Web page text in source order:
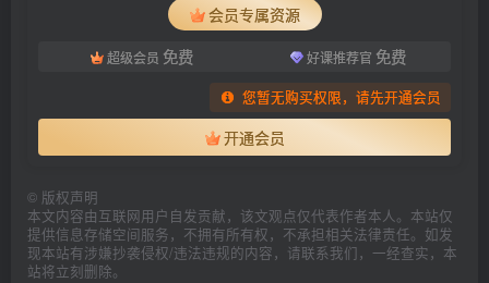
会员专属资源
超级会员 免费 好课推荐官 免费
您暂无购买权限，请先开通会员
开通会员
© 版权声明
本文内容由互联网用户自发贡献，该文观点仅代表作者本人。本站仅
提供信息存储空间服务，不拥有所有权，不承担相关法律责任。如发
现本站有涉嫌抄袭侵权/违法违规的内容，请联系我们，一经查实，本
站将立刻删除。